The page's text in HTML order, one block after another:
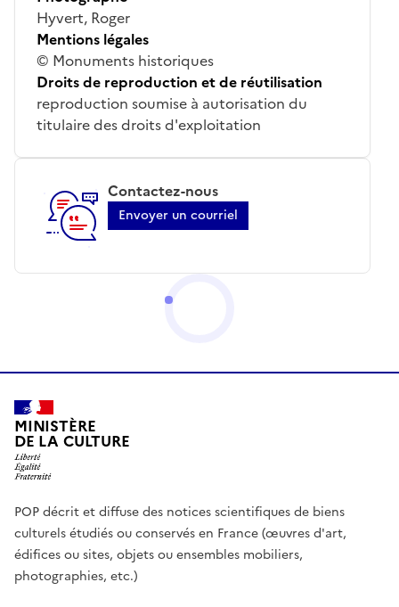
Hyvert, Roger
Mentions légales
© Monuments historiques
Droits de reproduction et de réutilisation
reproduction soumise à autorisation du
titulaire des droits d'exploitation
Contactez-nous
Envoyer un courriel
MINISTÈRE
DE LA CULTURE
POP décrit et diffuse des notices scientifiques de biens
culturels étudiés ou conservés en France (œuvres d'art,
édifices ou sites, objets ou ensembles mobiliers,
photographies, etc.)